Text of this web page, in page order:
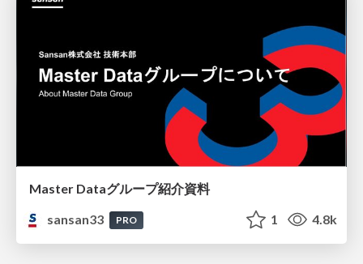
Master Dataグループ紹介資料
sansan33
PRO 1 4.8k